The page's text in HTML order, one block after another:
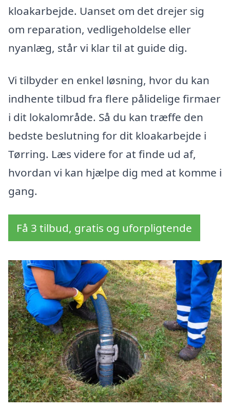
kloakarbejde. Uanset om det drejer sig
om reparation, vedligeholdelse eller
nyanlæg, står vi klar til at guide dig.
Vi tilbyder en enkel løsning, hvor du kan
indhente tilbud fra flere pålidelige firmaer
i dit lokalområde. Så du kan træffe den
bedste beslutning for dit kloakarbejde i
Tørring. Læs videre for at finde ud af,
hvordan vi kan hjælpe dig med at komme i
gang.
Få 3 tilbud, gratis og uforpligtende